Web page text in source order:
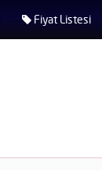
Fiyat Listesi